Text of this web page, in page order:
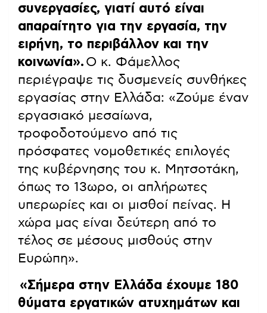
συνεργασίες, γιατί αυτό είναι
απαραίτητο για την εργασία, την
ειρήνη, το περιβάλλον και την
κοινωνία». Ο κ. Φάμελλος
περιέγραψε τις δυσμενείς συνθήκες
εργασίας στην Ελλάδα: «Ζούμε έναν
εργασιακό μεσαίωνα,
τροφοδοτούμενο από τις
πρόσφατες νομοθετικές επιλογές
της κυβέρνησης του κ. Μητσοτάκη,
όπως το 13ωρο, οι απλήρωτες
υπερωρίες και οι μισθοί πείνας. Η
χώρα μας είναι δεύτερη από το
τέλος σε μέσους μισθούς στην
Ευρώπη».
«Σήμερα στην Ελλάδα έχουμε 180
θύματα εργατικών ατυχημάτων και